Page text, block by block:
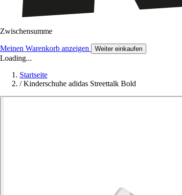
Zwischensumme
Meinen Warenkorb anzeigen Weiter einkaufen
Loading...
Startseite
/ Kinderschuhe adidas Streettalk Bold